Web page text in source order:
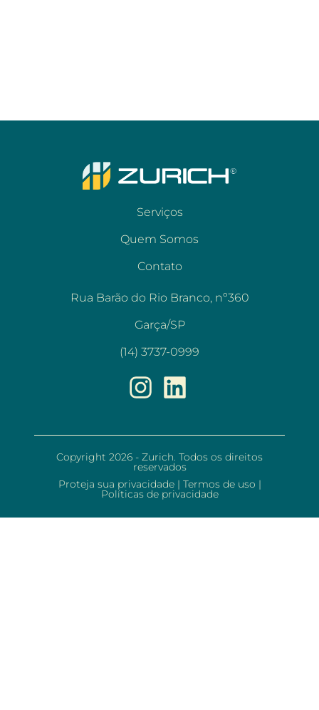
Serviços
Quem Somos
Contato
Rua Barão do Rio Branco, nº360
Garça/SP
(14) 3737-0999
Copyright 2026 - Zurich. Todos os direitos
reservados
Proteja sua privacidade | Termos de uso |
Políticas de privacidade